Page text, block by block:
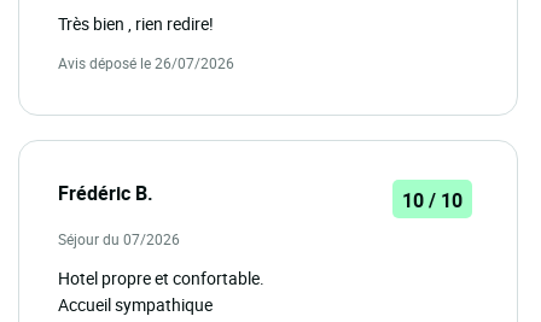
Très bien , rien redire!
Avis déposé le 26/07/2026
Frédéric B. 10 / 10
Séjour du 07/2026
Hotel propre et confortable.
Accueil sympathique